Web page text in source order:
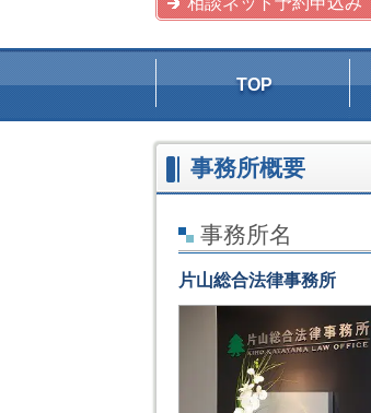
TOP
事務所概要
事務所名
片山総合法律事務所